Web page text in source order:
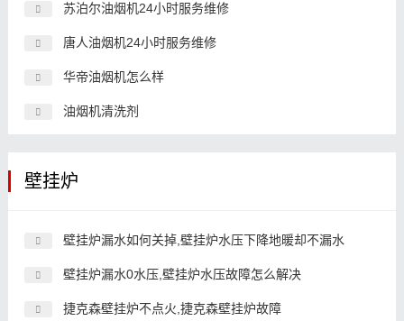
苏泊尔油烟机24小时服务维修
唐人油烟机24小时服务维修
华帝油烟机怎么样
油烟机清洗剂
壁挂炉
壁挂炉漏水如何关掉,壁挂炉水压下降地暖却不漏水
壁挂炉漏水0水压,壁挂炉水压故障怎么解决
捷克森壁挂炉不点火,捷克森壁挂炉故障